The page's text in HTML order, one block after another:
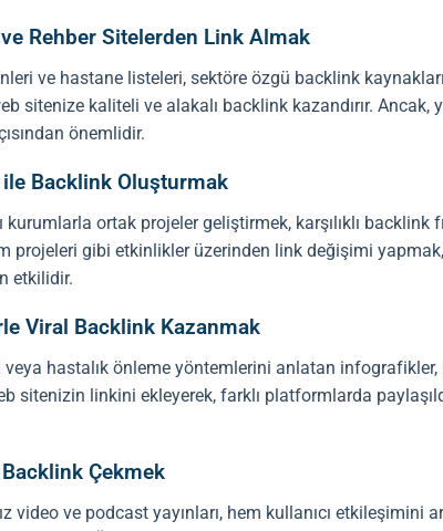
Rehber Sitelerden Link Almak
ve hastane listeleri, sektöre özgü backlink
sitenize kaliteli ve alakalı backlinkkazandırır. Ancak,
önemlidir.
Backlink Oluşturmak
ortak projeler geliştirmek, karşılıklı backlink
projeleri gibi etkinlikler üzerinden link değişimi
etkilidir.
Viral Backlink Kazanmak
hastalık önleme yöntemlerini anlatan
sitenizin linkini ekleyerek, farklı platformlarda
Çekmek
video ve podcast yayınları, hem kullanıcı etkileşimini